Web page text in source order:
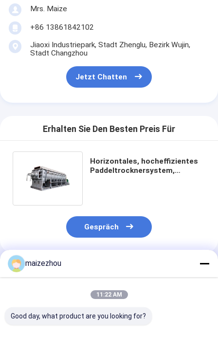
Mrs. Maize
+86 13861842102
Jiaoxi Industriepark, Stadt Zhenglu, Bezirk Wujin,
Stadt Changzhou
Jetzt Chatten
Erhalten Sie Den Besten Preis Für
Horizontales, hocheffizientes
Paddeltrocknersystem,
Gespräch
Empfohlene Produkte
maizezhou
11:22 AM
Good day, what product are you looking for?